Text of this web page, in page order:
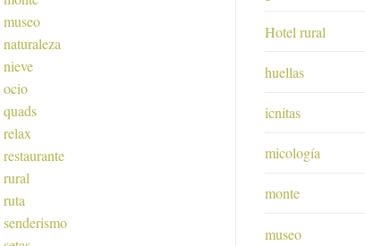
museo
naturaleza
nieve
ocio
quads
relax
restaurante
rural
ruta
senderismo
Hotel rural
huellas
icnitas
micología
monte
museo